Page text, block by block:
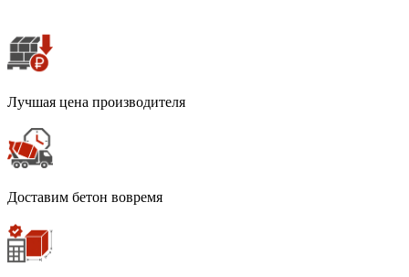
Лучшая цена производителя
Доставим бетон вовремя